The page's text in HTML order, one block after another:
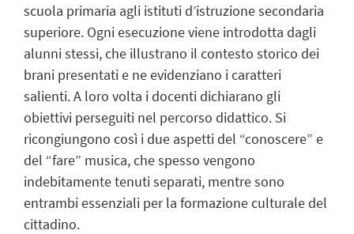
scuola primaria agli istituti d’istruzione secondaria
superiore. Ogni esecuzione viene introdotta dagli
alunni stessi, che illustrano il contesto storico dei
brani presentati e ne evidenziano i caratteri
salienti. A loro volta i docenti dichiarano gli
obiettivi perseguiti nel percorso didattico. Si
ricongiungono così i due aspetti del “conoscere” e
del “fare” musica, che spesso vengono
indebitamente tenuti separati, mentre sono
entrambi essenziali per la formazione culturale del
cittadino.